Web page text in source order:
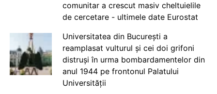
comunitar a crescut masiv cheltuielile
de cercetare - ultimele date Eurostat
Universitatea din București a
reamplasat vulturul și cei doi grifoni
distruși în urma bombardamentelor din
anul 1944 pe frontonul Palatului
Universității